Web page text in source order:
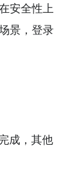
安全性上
景，登录
成，其他